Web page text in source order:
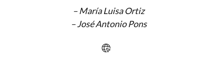
– María Luisa Ortiz
– José Antonio Pons